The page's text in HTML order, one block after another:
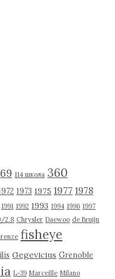
69 114 школа 360
1973 1975 1977 1978
1991 1992 1993 1994 1996 1997
2.8 Chrysler Daewoo de Bruijn
fisheye
Gegevicius Grenoble
L-39 Marceille Milano